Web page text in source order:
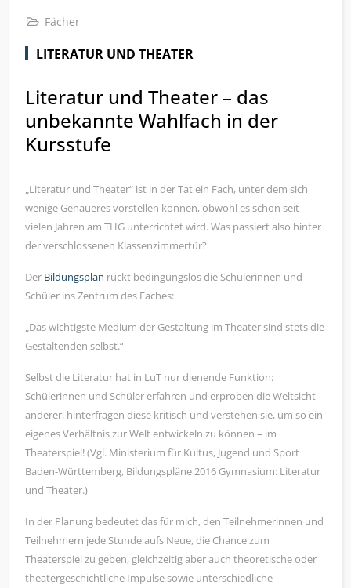
Fächer
LITERATUR UND THEATER
Literatur und Theater – das
unbekannte Wahlfach in der
Kursstufe
„Literatur und Theater“ ist in der Tat ein Fach, unter dem sich
wenige Genaueres vorstellen können, obwohl es schon seit
vielen Jahren am THG unterrichtet wird. Was passiert also hinter
der verschlossenen Klassenzimmertür?
Der Bildungsplan rückt bedingungslos die Schülerinnen und
Schüler ins Zentrum des Faches:
„Das wichtigste Medium der Gestaltung im Theater sind stets die
Gestaltenden selbst.“
Selbst die Literatur hat in LuT nur dienende Funktion:
Schülerinnen und Schüler erfahren und erproben die Weltsicht
anderer, hinterfragen diese kritisch und verstehen sie, um so ein
eigenes Verhältnis zur Welt entwickeln zu können – im
Theaterspiel! (Vgl. Ministerium für Kultus, Jugend und Sport
Baden-Württemberg, Bildungspläne 2016 Gymnasium: Literatur
und Theater.)
In der Planung bedeutet das für mich, den Teilnehmerinnen und
Teilnehmern jede Stunde aufs Neue, die Chance zum
Theaterspiel zu geben, gleichzeitig aber auch theoretische oder
theatergeschichtliche Impulse sowie unterschiedliche